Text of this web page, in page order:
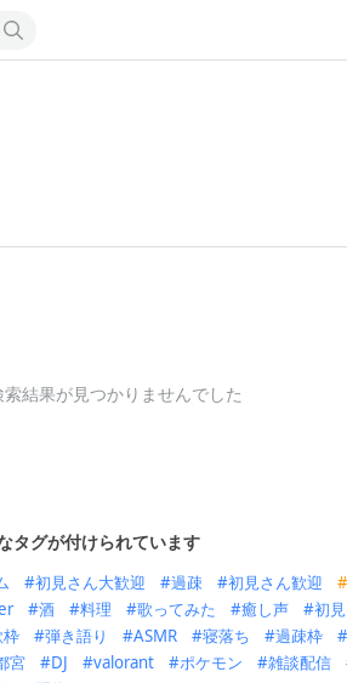
結果が見つかりませんでした
タグが付けられています
初見さん大歓迎 過疎 初見さん歓迎
酒 料理 歌ってみた 癒し声 初見
枠 弾き語り ASMR 寝落ち 過疎枠
宮 DJ valorant ポケモン 雑談配信